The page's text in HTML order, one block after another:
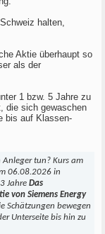
halten,
Aktie überhaupt so
als der
1 bzw. 5 Jahre zu
die sich gewaschen
bis auf Klassen-
Anleger tun? Kurs am
06.08.2026 in
Jahre Das
von Siemens Energy
Schätzungen bewegen
Unterseite bis hin zu